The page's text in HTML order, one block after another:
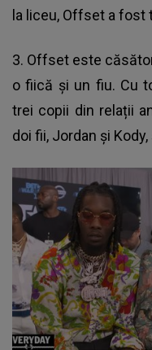
la liceu, Offset a fost
3. Offset este
o fiică și un fiu. Cu
trei copii din relații
doi fii, Jordan și